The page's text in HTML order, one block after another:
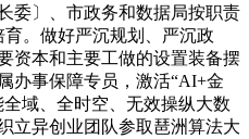
委〕、市政务和数据局按职责
。做好严沉规划、严沉政
资本和主要工做的设置装备摆
办事保障专员，激活“AI+金
域、全时空、无效操纵大数
立异创业团队参取琶洲算法大